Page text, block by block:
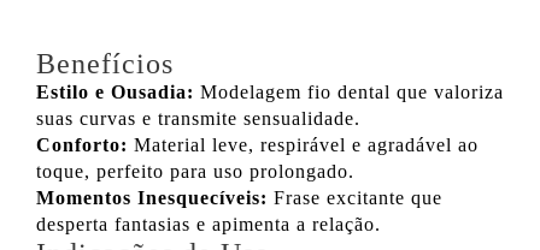
Benefícios
Estilo e Ousadia: Modelagem fio dental que valoriza
suas curvas e transmite sensualidade.
Conforto: Material leve, respirável e agradável ao
toque, perfeito para uso prolongado.
Momentos Inesquecíveis: Frase excitante que
desperta fantasias e apimenta a relação.